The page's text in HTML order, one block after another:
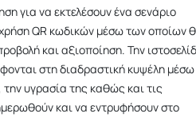
για να εκτελέσουν ένα σενάριο
QR κωδικών μέσω των οποίων
και αξιοποίηση. Την
στη διαδραστική κυψέλη μέσω
υγρασία της καθώς και τις
και να εντρυφήσουν στο